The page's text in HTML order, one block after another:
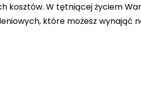
W tętniącej życiem
które możesz wynająć